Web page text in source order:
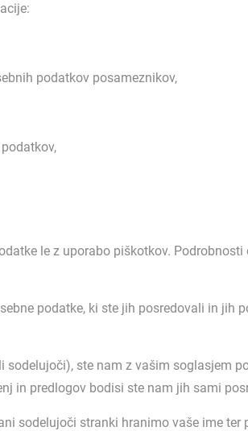
podatkov posameznikov,
le z uporabo piškotkov.
podatke, ki ste jih posredovali in
ste nam z vašim soglasjem
in predlogov bodisi ste nam jih sami
sodelujoči stranki hranimo vaše ime